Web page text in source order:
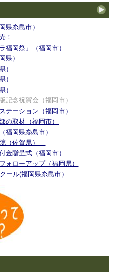
県糸島市）
！
福岡祭」（福岡市）
）
）
）
）
念祝賀会（福岡市）
ーション（福岡市）
取材（福岡市）
福岡県糸島市）
（佐賀県）
贈呈式（福岡市）
ローアップ（福岡県）
ル(福岡県糸島市）